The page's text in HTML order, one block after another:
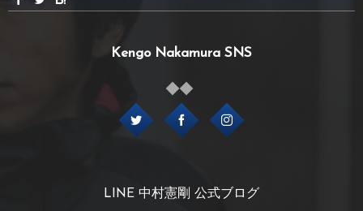
Kengo Nakamura SNS
LINE 中村憲剛 公式ブログ